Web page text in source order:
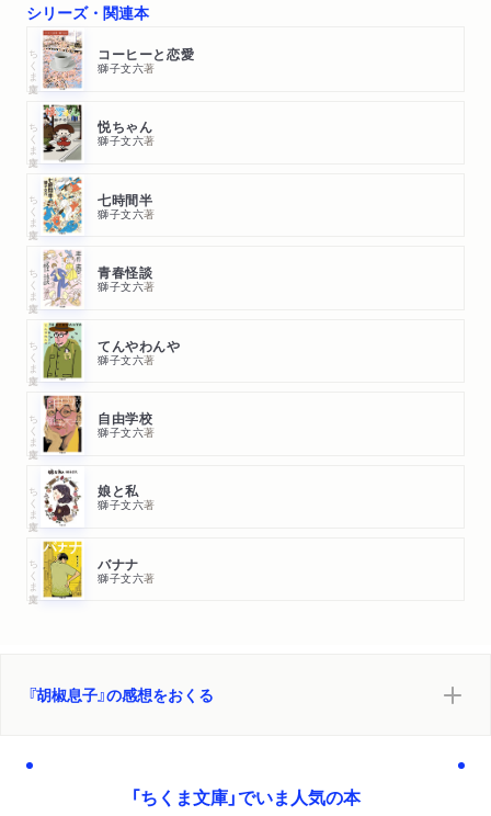
シリーズ・関連本
ちくま文庫 コーヒーと恋愛
獅子文六著
ちくま文庫 悦ちゃん
獅子文六著
ちくま文庫 七時間半
獅子文六著
ちくま文庫 青春怪談
獅子文六著
ちくま文庫 てんやわんや
獅子文六著
ちくま文庫 自由学校
獅子文六著
ちくま文庫 娘と私
獅子文六著
ちくま文庫 バナナ
獅子文六著
『胡椒息子』の感想をおくる
「ちくま文庫」でいま人気の本